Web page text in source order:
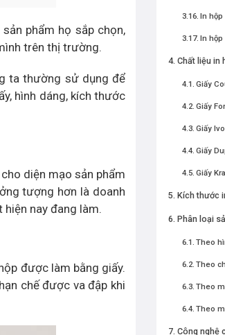
phẩm họ sắp chọn,
trên thị trường.
ta thường sử dụng để
hình dáng, kích thước
diện mạo sản phẩm
tượng hơn là doanh
nay đang làm.
được làm bằng giấy.
chế được va đập khi
In
In hộp
Chất liệu in
Giấy
Giấy
Giấy
Giấy
Giấy
Kích thước
Phân loại
Theo
Theo
Theo
Theo
Công nghệ